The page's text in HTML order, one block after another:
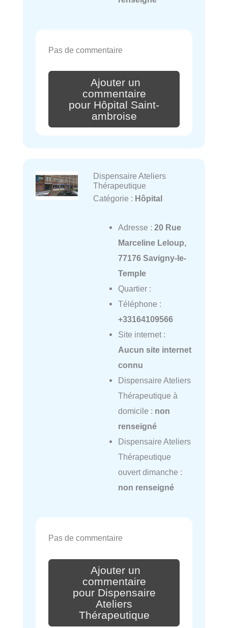
Pas de commentaire
Ajouter un
commentaire
pour Hôpital Saint-
ambroise
Dispensaire Ateliers
Thérapeutique
Catégorie : Hôpital
Adresse : 20 Rue
Marceline Leloup,
77176 Savigny-le-
Temple
Quartier :
Téléphone :
+33164109566
Site internet :
Aucun site internet
connu
Dispensaire Ateliers
Thérapeutique à
domicile : non
renseigné
Dispensaire Ateliers
Thérapeutique
ouvert dimanche :
non renseigné
Pas de commentaire
Ajouter un
commentaire
pour Dispensaire
Ateliers
Thérapeutique